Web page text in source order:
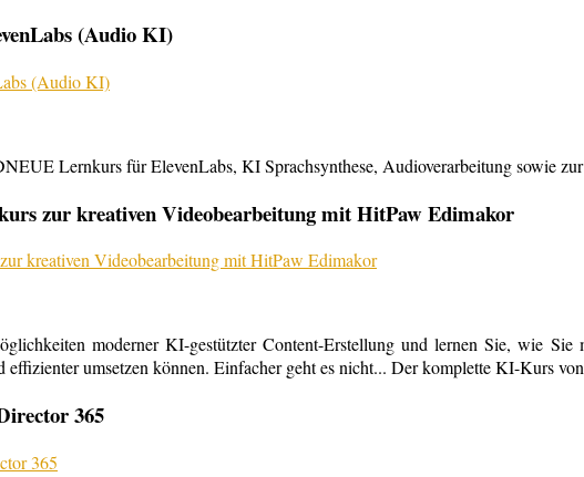
(Audio KI)
Lernkurs für ElevenLabs, KI Sprachsynthese, Audioverarbeitung sowie
zur kreativen Videobearbeitung mit HitPaw Edimakor
moderner KI-gestützter Content-Erstellung und lernen Sie, wie
umsetzen können. Einfacher geht es nicht... Der komplette KI-Kurs
365